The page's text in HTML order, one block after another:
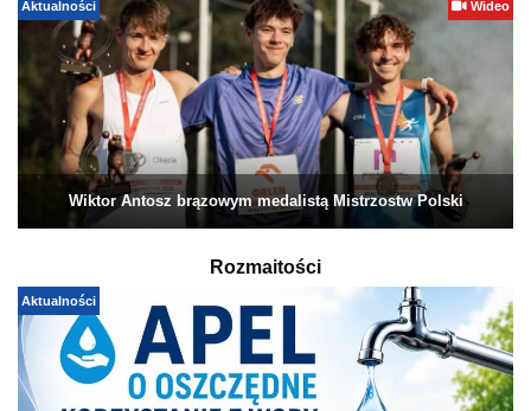
Aktualności Wideo
Wiktor Antosz brązowym medalistą Mistrzostw Polski
Rozmaitości
Aktualności